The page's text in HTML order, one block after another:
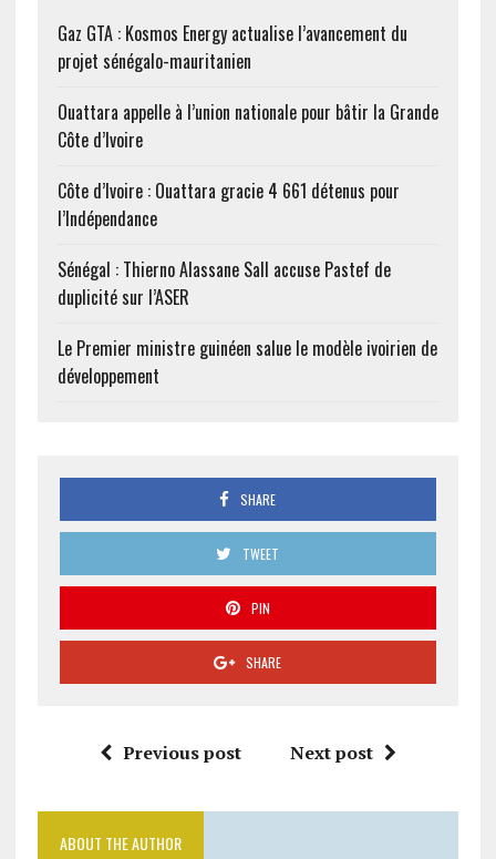
Gaz GTA : Kosmos Energy actualise l’avancement du
projet sénégalo-mauritanien
Ouattara appelle à l’union nationale pour bâtir la Grande
Côte d’Ivoire
Côte d’Ivoire : Ouattara gracie 4 661 détenus pour
l’Indépendance
Sénégal : Thierno Alassane Sall accuse Pastef de
duplicité sur l’ASER
Le Premier ministre guinéen salue le modèle ivoirien de
développement
SHARE
TWEET
PIN
SHARE
Previous post Next post
ABOUT THE AUTHOR